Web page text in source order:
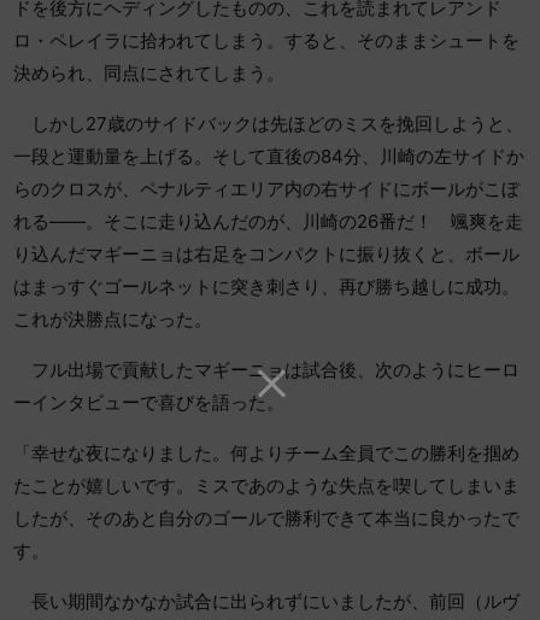
ドを後方にヘディングしたものの、これを読まれてレアンド
ロ・ペレイラに拾われてしまう。すると、そのままシュートを
決められ、同点にされてしまう。
しかし27歳のサイドバックは先ほどのミスを挽回しようと、
一段と運動量を上げる。そして直後の84分、川崎の左サイドか
らのクロスが、ペナルティエリア内の右サイドにボールがこぼ
れる――。そこに走り込んだのが、川崎の26番だ！ 颯爽を走
り込んだマギーニョは右足をコンパクトに振り抜くと、ボール
はまっすぐゴールネットに突き刺さり、再び勝ち越しに成功。
これが決勝点になった。
フル出場で貢献したマギーニョは試合後、次のようにヒーロ
ーインタビューで喜びを語った。
「幸せな夜になりました。何よりチーム全員でこの勝利を掴め
たことが嬉しいです。ミスであのような失点を喫してしまいま
したが、そのあと自分のゴールで勝利できて本当に良かったで
す。
長い期間なかなか試合に出られずにいましたが、前回（ルヴ